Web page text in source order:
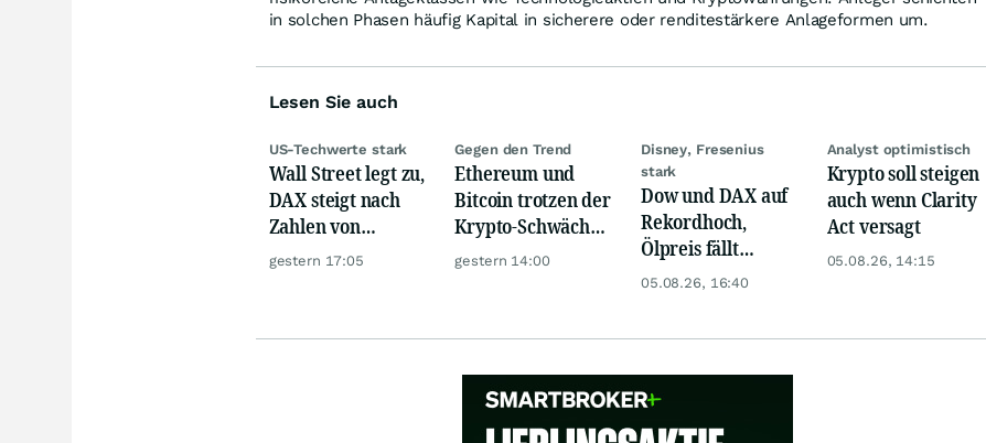
in solchen Phasen häufig Kapital in sicherere oder renditestärkere Anlageformen um.
Lesen Sie auch
US-Techwerte stark
Wall Street legt zu,
DAX steigt nach
Zahlen von
Telekom, Henkel
gestern 17:05
Gegen den Trend
Ethereum und
Bitcoin trotzen der
Krypto-Schwäche
dank ETF-
gestern 14:00
Disney, Fresenius
stark
Dow und DAX auf
Rekordhoch,
Ölpreis fällt
weiter, Gold legt
05.08.26, 16:40
Analyst optimistisch
Krypto soll steigen
auch wenn Clarity
Act versagt
05.08.26, 14:15